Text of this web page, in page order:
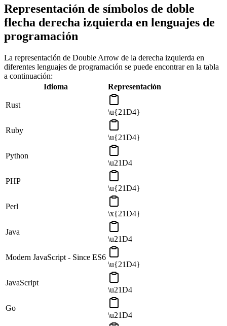
Representación de símbolos de doble
flecha derecha izquierda en lenguajes de
programación
La representación de Double Arrow de la derecha izquierda en
diferentes lenguajes de programación se puede encontrar en la tabla
a continuación:
Idioma
Representación
Rust
\u{21D4}
Ruby
\u{21D4}
Python
\u21D4
PHP
\u{21D4}
Perl
\x{21D4}
Java
\u21D4
Modern JavaScript - Since ES6
\u{21D4}
JavaScript
\u21D4
Go
\u21D4